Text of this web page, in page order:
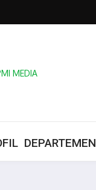
DEPARTEMEN